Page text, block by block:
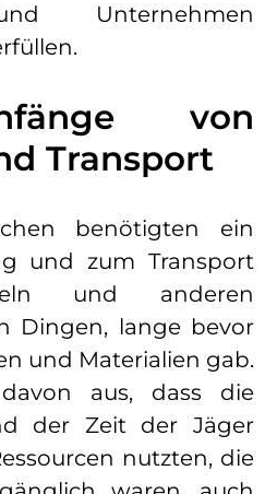
Unternehmen
von
Transport
benötigten ein
und zum Transport
und anderen
Dingen, lange bevor
und Materialien gab.
aus, dass die
der Zeit der Jäger
nutzten, die